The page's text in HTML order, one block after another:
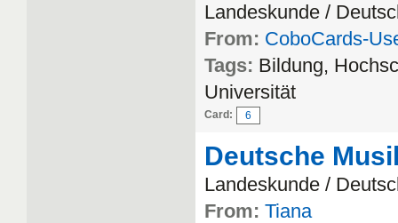
Landeskunde /
From: CoboCards-
Tags: Bildung,
Universität
Card: 6
Deutsche
Landeskunde /
From: Tiana